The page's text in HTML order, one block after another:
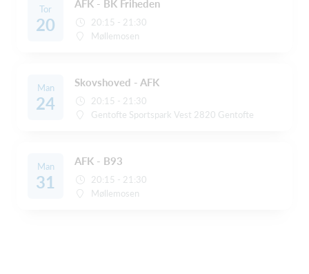
Tor
20
AFK - BK Friheden
20:15 - 21:30
Møllemosen
Man
24
Skovshoved - AFK
20:15 - 21:30
Gentofte Sportspark Vest 2820 Gentofte
Man
31
AFK - B93
20:15 - 21:30
Møllemosen